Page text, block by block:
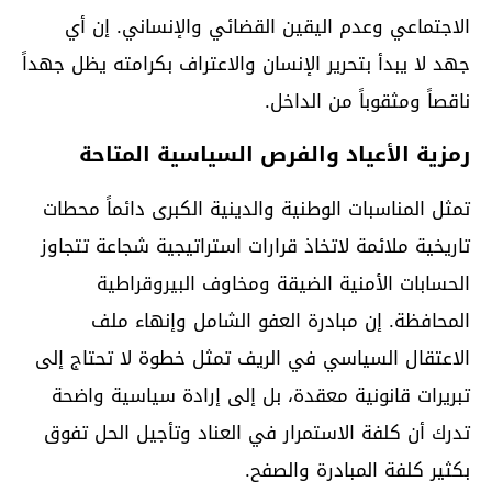
الاجتماعي وعدم اليقين القضائي والإنساني. إن أي
جهد لا يبدأ بتحرير الإنسان والاعتراف بكرامته يظل جهداً
ناقصاً ومثقوباً من الداخل.
رمزية الأعياد والفرص السياسية المتاحة
تمثل المناسبات الوطنية والدينية الكبرى دائماً محطات
تاريخية ملائمة لاتخاذ قرارات استراتيجية شجاعة تتجاوز
الحسابات الأمنية الضيقة ومخاوف البيروقراطية
المحافظة. إن مبادرة العفو الشامل وإنهاء ملف
الاعتقال السياسي في الريف تمثل خطوة لا تحتاج إلى
تبريرات قانونية معقدة، بل إلى إرادة سياسية واضحة
تدرك أن كلفة الاستمرار في العناد وتأجيل الحل تفوق
بكثير كلفة المبادرة والصفح.